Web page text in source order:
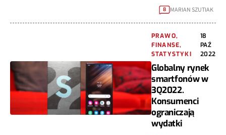
8 MARIAN SZUTIAK
PRAWO,
FINANSE,
STATYSTYKI
18
PAŹ
2022
Globalny rynek
smartfonów w
3Q2022.
Konsumenci
ograniczają
wydatki